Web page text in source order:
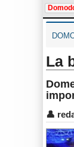
La
👤